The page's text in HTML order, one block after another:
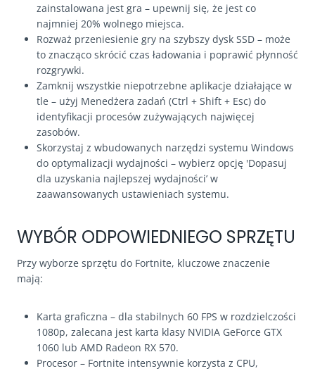
zainstalowana jest gra – upewnij się, że jest co
najmniej 20% wolnego miejsca.
Rozważ przeniesienie gry na szybszy dysk SSD – może
to znacząco skrócić czas ładowania i poprawić płynność
rozgrywki.
Zamknij wszystkie niepotrzebne aplikacje działające w
tle – użyj Menedżera zadań (Ctrl + Shift + Esc) do
identyfikacji procesów zużywających najwięcej
zasobów.
Skorzystaj z wbudowanych narzędzi systemu Windows
do optymalizacji wydajności – wybierz opcję 'Dopasuj
dla uzyskania najlepszej wydajności’ w
zaawansowanych ustawieniach systemu.
WYBÓR ODPOWIEDNIEGO SPRZĘTU
Przy wyborze sprzętu do Fortnite, kluczowe znaczenie
mają:
Karta graficzna – dla stabilnych 60 FPS w rozdzielczości
1080p, zalecana jest karta klasy NVIDIA GeForce GTX
1060 lub AMD Radeon RX 570.
Procesor – Fortnite intensywnie korzysta z CPU,